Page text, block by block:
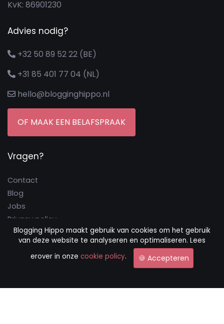
Blogging Hippo maakt gebruik van cookies om het gebruik
van deze website te analyseren en optimaliseren. Lees
erover in onze cookie policy. 🍪 Accepteren
KvK: 86901230
Advies nodig?
+32 50 89 52 22 (BE)
+31 85 401 77 04 (NL)
hello@blogginghippo.nl
OF MAAK EEN BELAFSPRAAK
Vragen?
Contact
Blog
Jobs
Privacy policy
Cookie policy
Algemene voorwaarden